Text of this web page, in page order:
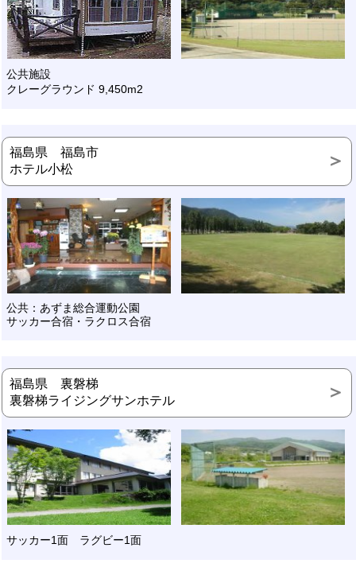
公共施設
クレーグラウンド 9,450m2
福島県 福島市
ホテル小松
公共：あずま総合運動公園
サッカー合宿・ラクロス合宿
福島県 裏磐梯
裏磐梯ライジングサンホテル
サッカー1面 ラグビー1面